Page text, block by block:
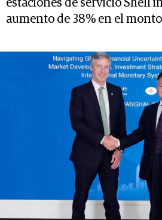
estaciones de servicio Shell
aumento de 38% en el